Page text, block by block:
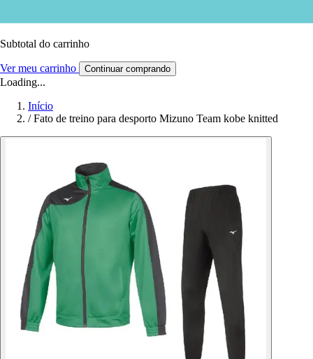
Subtotal do carrinho
Ver meu carrinho Continuar comprando
Loading...
Início
/ Fato de treino para desporto Mizuno Team kobe knitted